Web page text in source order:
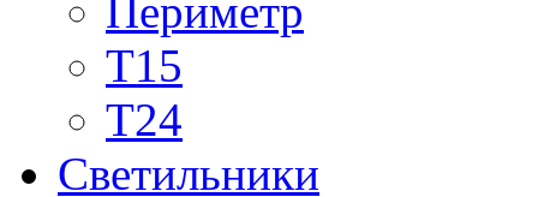
Периметр
Т15
Т24
Светильники